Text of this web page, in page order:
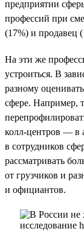
предприятии
профессий при
(17%) и продавец
На эти же
устроиться. В
разному
сфере. Например,
колл-центров — в
в сотрудников
рассматривать
от грузчиков и
и официантов.